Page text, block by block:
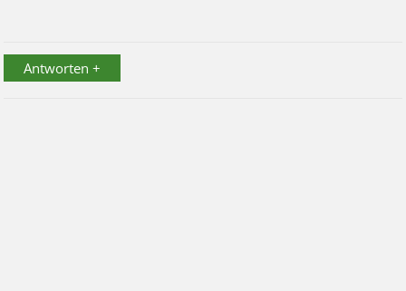
Antworten +